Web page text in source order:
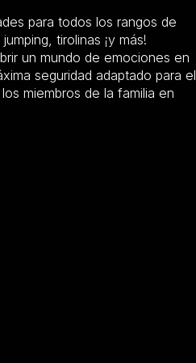
para todos los rangos de
tirolinas ¡y más!
un mundo de emociones en
seguridad adaptado para el
miembros de la familia en